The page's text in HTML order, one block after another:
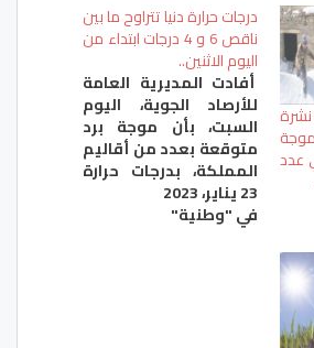
عدد
درجات حرارة دنيا تتراوح ما بين
ناقص 6 و 4 درجات ابتداء من
اليوم الاثنين..
أفادت المديرية العامة
للأرصاد الجوية، اليوم
السبت، بأن موجة برد
متوقعة بعدد من أقاليم
المملكة، بدرجات حرارة
و 4 درجات، وذلك ابتداء
من بعد غد الاثنين وإلى
23 يناير، 2023
في "وطنية"